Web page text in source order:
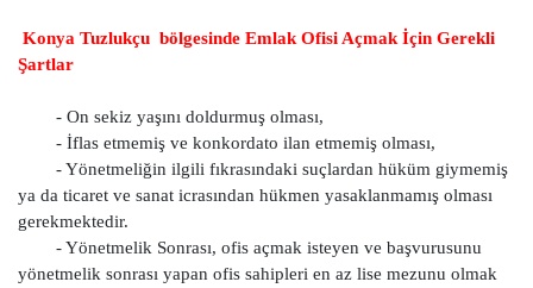
Konya Tuzlukçu bölgesinde Emlak Ofisi Açmak İçin Gerekli
Şartlar
- On sekiz yaşını doldurmuş olması,
- İflas etmemiş ve konkordato ilan etmemiş olması,
- Yönetmeliğin ilgili fıkrasındaki suçlardan hüküm giymemiş
ya da ticaret ve sanat icrasından hükmen yasaklanmamış olması
gerekmektedir.
- Yönetmelik Sonrası, ofis açmak isteyen ve başvurusunu
yönetmelik sonrası yapan ofis sahipleri en az lise mezunu olmak